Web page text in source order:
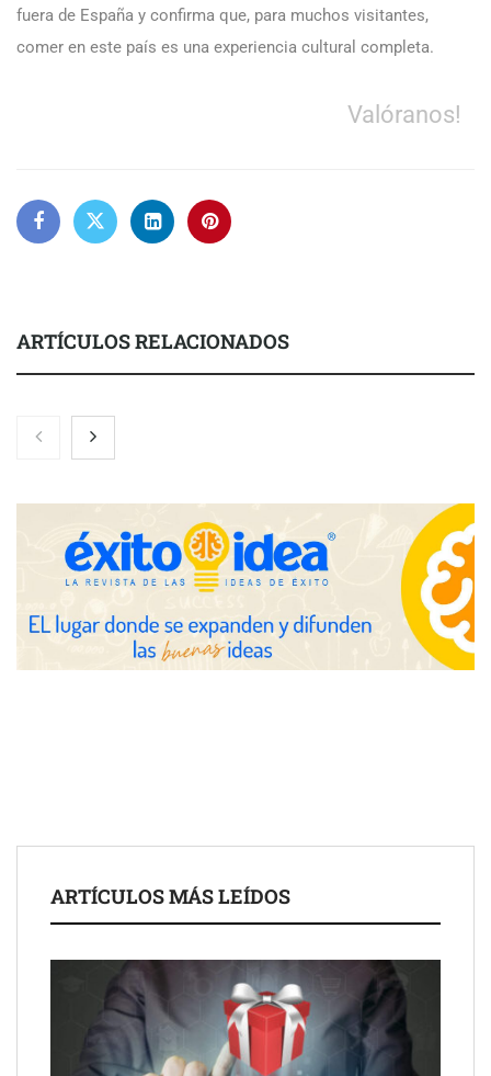
fuera de España y confirma que, para muchos visitantes,
comer en este país es una experiencia cultural completa.
Valóranos!
ARTÍCULOS RELACIONADOS
Nicols presenta seis modelos de anillos de compromiso para el
eclipse solar del 12 de agosto
Zoomex mejora su Strategy Center con herramientas
avanzadas para trading estratégico
COMPALISS de LYSOTRIC: cuando un solo producto multiplica
las posibilidades del salón profesional
ARTÍCULOS MÁS LEÍDOS